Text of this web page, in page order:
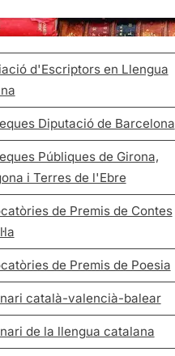
d'Escriptors en Llengua
Diputació de Barcelona
Públiques de Girona,
i Terres de l'Ebre
de Premis de Contes
de Premis de Poesia
català-valencià-balear
de la llengua catalana